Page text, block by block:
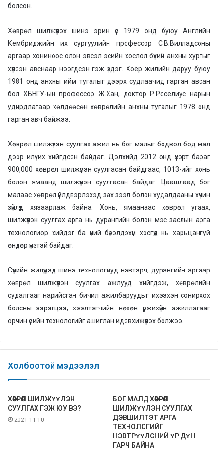
болсон.
Хөврөл шилжүүлэх шинэ эрин үе 1979 онд буюу Английн
Кембриджийн их сургуулийн профессор С.В.Вилладсоны
аргаар хониноос олон эвсэл эсийн хослол бүхий анхны хургыг
хүлээн авснаар нээгдсэн гэж үздэг. Хоёр жилийн даруу буюу
1981 онд анхны ийм тугалыг дээрх судлаачид гарган авсан
бол ХБНГУ-ын профессор Ж.Хан, доктор Р.Роселиус нарын
удирдлагаар хөлдөөсөн хөврөлийн анхны тугалыг 1978 онд
гарган авч байжээ.
Хөврөл шилжүүлэн суулгах ажил нь бог малыг бодвол бод мал
дээр илүү их хийгдсэн байдаг. Дэлхийд 2012 онд үхэрт бараг
900,000 хөврөл шилжүүлэн суулгасан байдгаас, 1013-ийг хонь
болон ямаанд шилжүүлэн суулгасан байдаг. Цаашлаад бог
малаас хөврөл үйлдвэрлэхэд зах зээл болон худалдааны хүчин
зүйлүүд хязаарлаж байна. Хонь, ямаанаас хөврөл угаах,
шилжүүлэн суулгах арга нь дурангийн болон мэс заслын арга
технологиор хийдэг ба үүний бүрэлдэхүүн хэсгүүд нь харьцангуй
өндөр үнэтэй байдаг.
Сүүлийн жилүүдэд шинэ технологиуд нэвтэрч, дурангийн аргаар
хөврөл шилжүүлэн суулгах ажлууд хийгдэж, хөврөлийн
судалгааг нарийсган бичил ажилбаруудыг ихээхэн сонирхох
болсны зэрэгцээ, хээлтэгчийн нөхөн үржихүйн ажиллагааг
орчин үеийн технологийг ашиглан идэвхижүүлэх болжээ.
Холбоотой мэдээлэл
ХӨВРӨЛ ШИЛЖҮҮЛЭН
СУУЛГАХ ГЭЖ ЮУ ВЭ?
2021-11-10
БОГ МАЛД ХӨВРӨЛ
ШИЛЖҮҮЛЭН СУУЛГАХ
ДЭВШИЛТЭТ АРГА
ТЕХНОЛОГИЙГ
НЭВТРҮҮЛСНИЙ ҮР ДҮН
ГАРЧ БАЙНА